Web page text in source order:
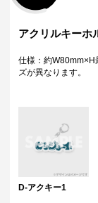
アクリルキーホ
仕様：約
ズが異なります。
D-アクキー1